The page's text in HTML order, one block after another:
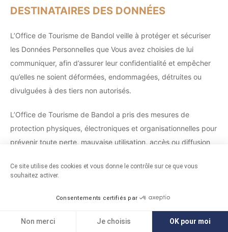
DESTINATAIRES DES DONNÉES
L’Office de Tourisme de Bandol veille à protéger et sécuriser
les Données Personnelles que Vous avez choisies de lui
communiquer, afin d’assurer leur confidentialité et empêcher
qu’elles ne soient déformées, endommagées, détruites ou
divulguées à des tiers non autorisés.
L’Office de Tourisme de Bandol a pris des mesures de
protection physiques, électroniques et organisationnelles pour
prévenir toute perte, mauvaise utilisation, accès ou diffusion
Données Personnelles. Parmi ces mesures de protection,
spécialement conçues pour protéger les Données
Personnelles durant leur transfert. Toutefois, malgré les efforts
de l’Office de Tourisme de Bandol pour protéger Vos Données
Ce site utilise des cookies et vous donne le contrôle sur ce que vous
souhaitez activer.
Consentements certifiés par
Non merci Je choisis OK pour moi